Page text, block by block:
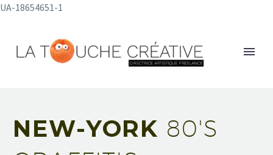
UA-18654651-1
NEW-YORK 80'S